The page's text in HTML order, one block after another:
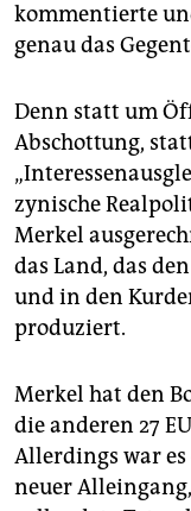
kommentierte
genau das
Denn statt um
Abschottung,
zynische
Merkel
das Land, das
und in den
produziert.
Merkel hat den
die anderen 27
Allerdings war
neuer